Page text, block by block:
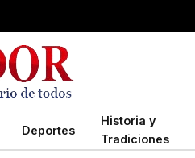
Deportes
Historia y
Tradiciones